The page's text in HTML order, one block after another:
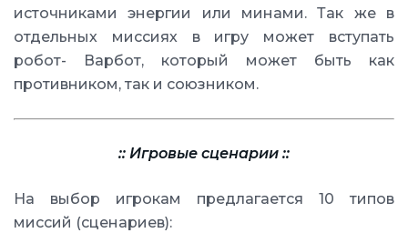
источниками энергии или минами. Так же в
отдельных миссиях в игру может вступать
робот- Варбот, который может быть как
противником, так и союзником.
:: Игровые сценарии ::
На выбор игрокам предлагается 10 типов
миссий (сценариев):